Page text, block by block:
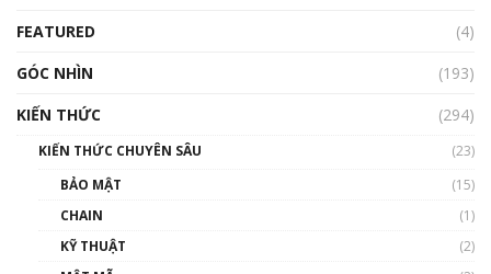
FEATURED
(4)
GÓC NHÌN
(193)
KIẾN THỨC
(294)
KIẾN THỨC CHUYÊN SÂU
(23)
BẢO MẬT
(15)
CHAIN
(1)
KỸ THUẬT
(2)